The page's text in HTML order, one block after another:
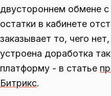
двустороннем обмене с
остатки в кабинете
заказывает то, чего
устроена доработка
платформу - в статье
Битрикс.